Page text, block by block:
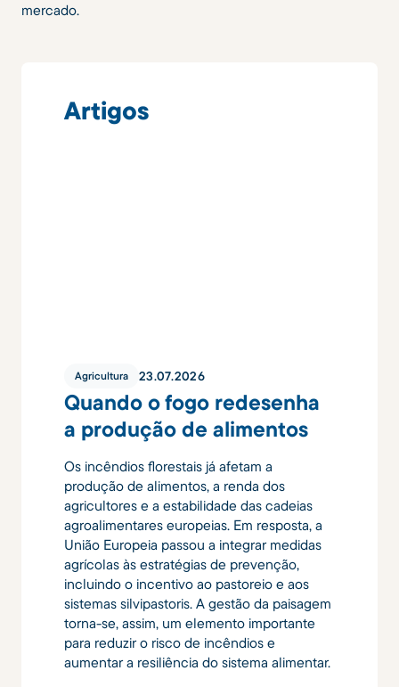
mercado.
Artigos
Agricultura 23.07.2026
Quando o fogo redesenha
a produção de alimentos
Os incêndios florestais já afetam a
produção de alimentos, a renda dos
agricultores e a estabilidade das cadeias
agroalimentares europeias. Em resposta, a
União Europeia passou a integrar medidas
agrícolas às estratégias de prevenção,
incluindo o incentivo ao pastoreio e aos
sistemas silvipastoris. A gestão da paisagem
torna-se, assim, um elemento importante
para reduzir o risco de incêndios e
aumentar a resiliência do sistema alimentar.